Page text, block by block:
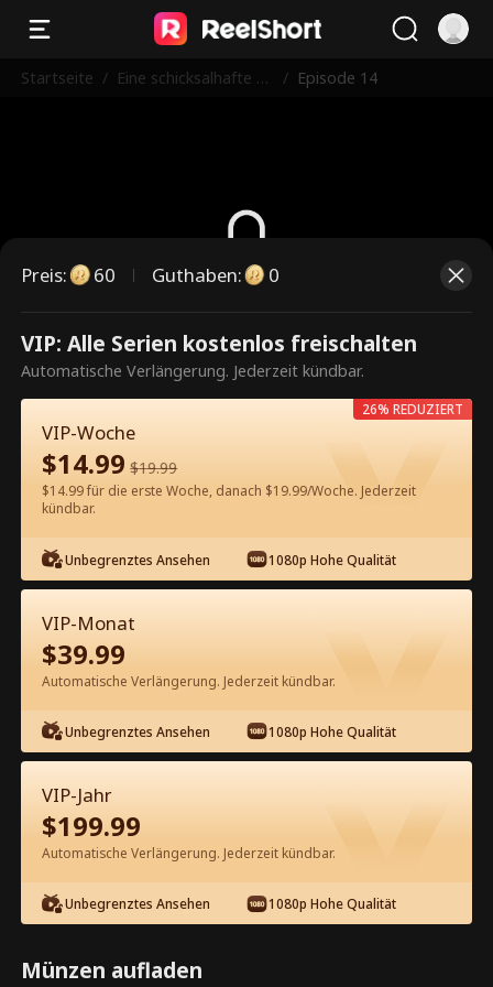
Startseite / Eine schicksalhafte B
/ Episode 14
Dies ist eine kostenpflichtige
Episode. Bitte entsperren, um
weiterzusehen.
60Jetzt entsperren
Kostenlos in der App ansehen
Episode 14 - Eine schicksalhafte
Begegnung Kompletter Film
0-49 50-70
14 15 17 18
Preis: 60 Guthaben: 0
VIP: Alle Serien kostenlos freischalten
Automatische Verlängerung. Jederzeit kündbar.
VIP-Woche
$14.99 $19.99
$14.99 für die erste Woche, danach $19.99/Woche. Jederzeit
kündbar.
Unbegrenztes Ansehen 1080p Hohe Qualität
26% REDUZIERT
VIP-Monat
$39.99
Automatische Verlängerung. Jederzeit kündbar.
Unbegrenztes Ansehen 1080p Hohe Qualität
VIP-Jahr
$199.99
Automatische Verlängerung. Jederzeit kündbar.
Unbegrenztes Ansehen 1080p Hohe Qualität
Münzen aufladen